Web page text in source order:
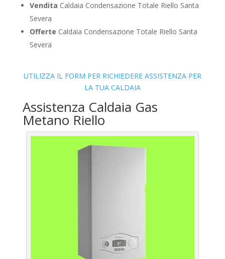
Vendita Caldaia Condensazione Totale Riello Santa
Severa
Offerte Caldaia Condensazione Totale Riello Santa
Severa
UTILIZZA IL FORM PER RICHIEDERE ASSISTENZA PER
LA TUA CALDAIA
Assistenza Caldaia Gas
Metano Riello